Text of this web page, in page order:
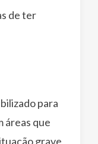
de ter
para
áreas que
grave